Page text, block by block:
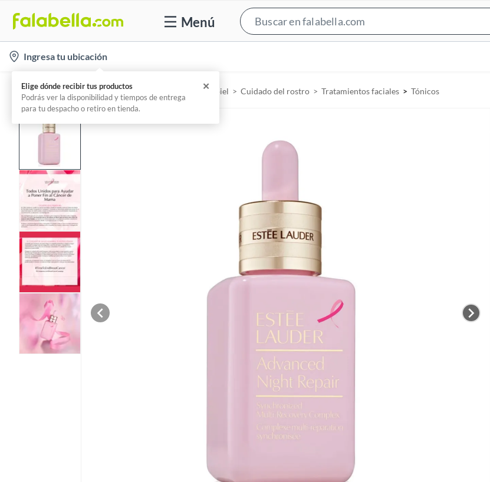
Menú
e
h
Ingresa tu ubicación
Elige dónde recibir tus productos
Podrás ver la disponibilidad y tiempos de entrega
para tu despacho o retiro en tienda.
✕
Home Belleza, higiene y salud - Cuidado de la piel Cuidado del rostro Tratamientos faciales Tónicos